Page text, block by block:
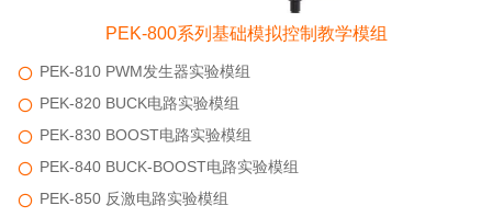
PEK-800系列基础模拟控制教学模组
PEK-810 PWM发生器实验模组
PEK-820 BUCK电路实验模组
PEK-830 BOOST电路实验模组
PEK-840 BUCK-BOOST电路实验模组
PEK-850 反激电路实验模组